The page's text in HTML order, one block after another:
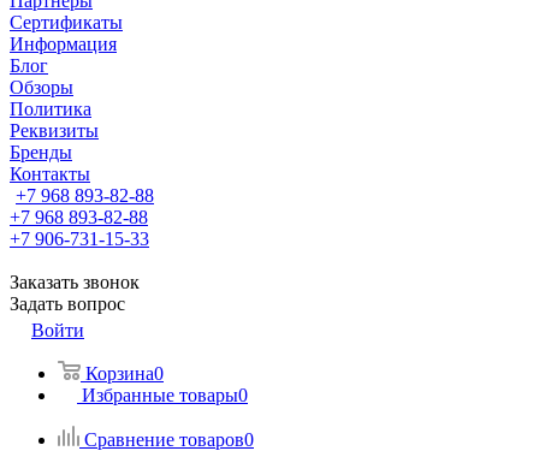
Сертификаты
Информация
Блог
Обзоры
Политика
Реквизиты
Бренды
Контакты
+7 968 893-82-88
+7 968 893-82-88
+7 906-731-15-33
Заказать звонок
Задать вопрос
Войти
Корзина0
Избранные товары0
Сравнение товаров0